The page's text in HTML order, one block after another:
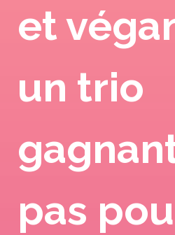
et
un trio
pas